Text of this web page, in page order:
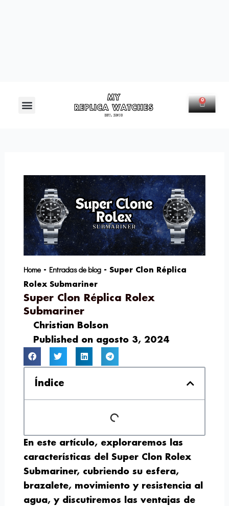
Menú 0
Home - Entradas de blog -Super Clon Réplica
Rolex Submariner
Super Clon Réplica Rolex
Submariner
Christian Bolson
Published on agosto 3, 2024
Índice
En este artículo, exploraremos las
características del Super Clon Rolex
Submariner, cubriendo su esfera,
brazalete, movimiento y resistencia al
agua, y discutiremos las ventajas de